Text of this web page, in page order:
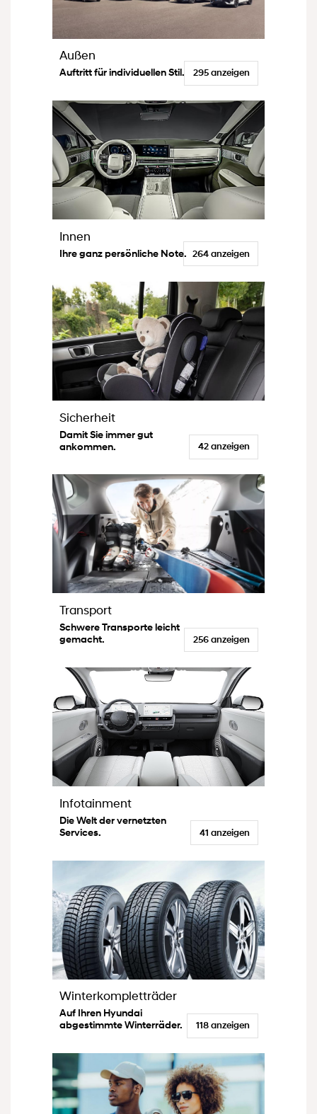
Außen
Auftritt für individuellen Stil. 295 anzeigen
Innen
Ihre ganz persönliche Note. 264 anzeigen
Sicherheit
Damit Sie immer gut
ankommen.
42 anzeigen
Transport
Schwere Transporte leicht
gemacht.
256 anzeigen
Infotainment
Die Welt der vernetzten
Services.
41 anzeigen
Winterkompletträder
Auf Ihren Hyundai
abgestimmte Winterräder.
118 anzeigen